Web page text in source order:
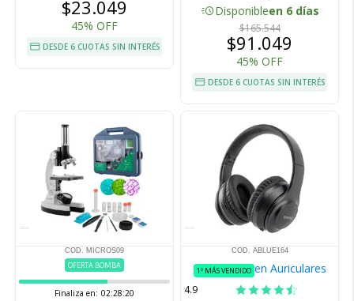
$23.049
45% OFF
DESDE 6 CUOTAS SIN INTERÉS
acuteDisponibleen 6 días
$165.544
$91.049
45% OFF
DESDE 6 CUOTAS SIN INTERÉS
COD. MICROS09
OFERTA BOMBA
Finaliza en: 02:28:19
COD. ABLUE164
1º MÁS VENDIDO en Auriculares
4.9